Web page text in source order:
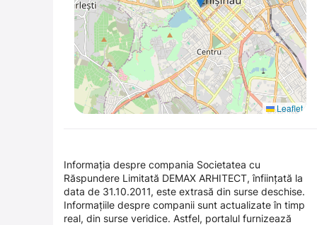
Leaflet
Informația despre compania Societatea cu
Răspundere Limitată DEMAX ARHITECT, înființată la
data de 31.10.2011, este extrasă din surse deschise.
Informațiile despre companii sunt actualizate în timp
real, din surse veridice. Astfel, portalul furnizează